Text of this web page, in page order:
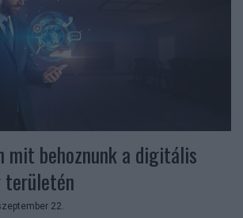
mit behoznunk a digitális
területén
22.